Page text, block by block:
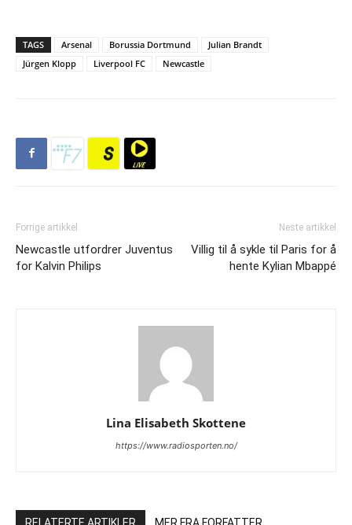
TAGS Arsenal Borussia Dortmund
Julian Brandt
Jürgen Klopp
Liverpool FC Newcastle
Forrige artikkel
Newcastle utfordrer Juventus
for Kalvin Philips
Neste artikkel
Villig til å sykle til Paris for å
hente Kylian Mbappé
Lina Elisabeth Skottene
https://www.radiosporten.no/